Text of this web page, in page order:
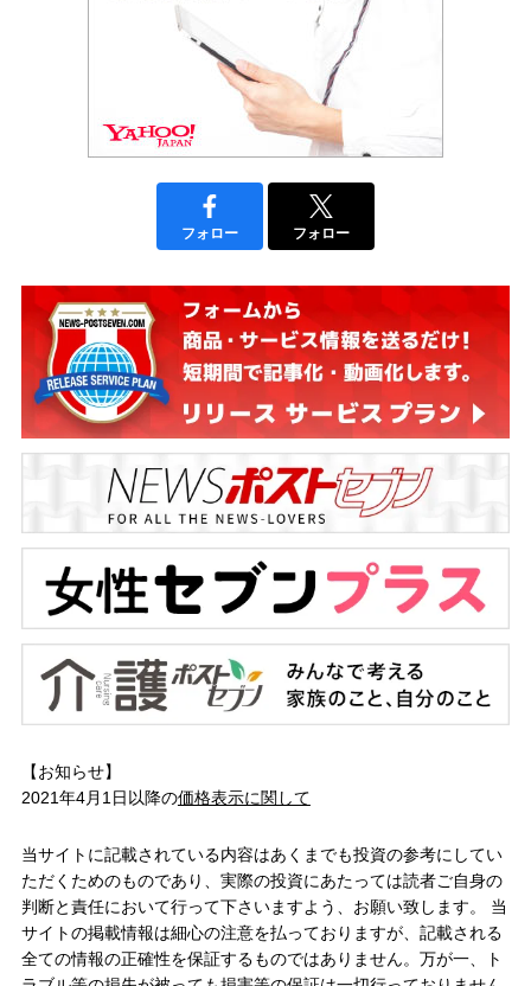
フォロー フォロー
【お知らせ】
2021年4月1日以降の価格表示に関して
当サイトに記載されている内容はあくまでも投資の参考にしてい
ただくためのものであり、実際の投資にあたっては読者ご自身の
判断と責任において行って下さいますよう、お願い致します。 当
サイトの掲載情報は細心の注意を払っておりますが、記載される
全ての情報の正確性を保証するものではありません。万が一、ト